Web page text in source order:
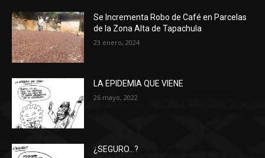
Se Incrementa Robo de Café en Parcelas
de la Zona Alta de Tapachula
23 enero, 2024
LA EPIDEMIA QUE VIENE
26 mayo, 2022
¿SEGURO…?